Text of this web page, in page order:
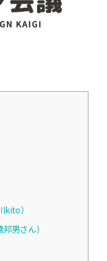
kito）
男さん）